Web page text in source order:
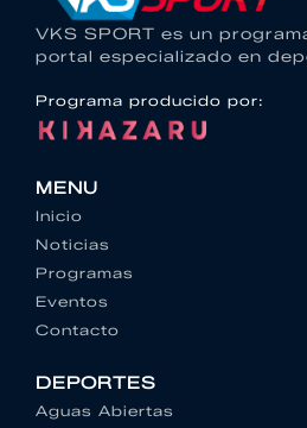
VKS SPORT es un
portal especializado en
Programa producido por:
MENU
Inicio
Noticias
Programas
Eventos
Contacto
DEPORTES
Aguas Abiertas